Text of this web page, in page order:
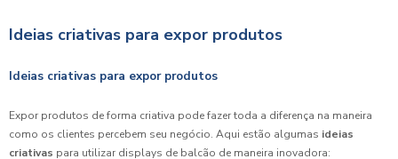
Ideias criativas para expor produtos
Ideias criativas para expor produtos
Expor produtos de forma criativa pode fazer toda a diferença na maneira
como os clientes percebem seu negócio. Aqui estão algumas ideias
criativas para utilizar displays de balcão de maneira inovadora: